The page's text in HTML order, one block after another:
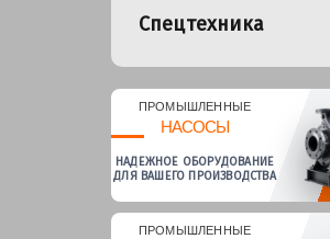
Спецтехника
ПРОМЫШЛЕННЫЕ
НАСОСЫ
НАДЕЖНОЕ ОБОРУДОВАНИЕ
ДЛЯ ВАШЕГО ПРОИЗВОДСТВА
ПРОМЫШЛЕННЫЕ